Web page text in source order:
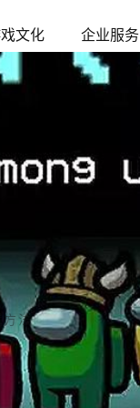
文化 企业服务
方法